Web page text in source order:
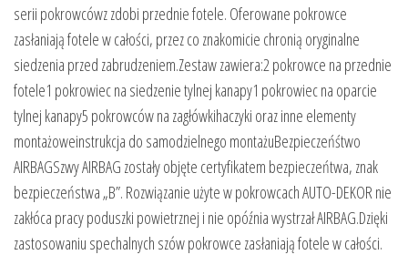
serii pokrowcówz zdobi przednie fotele. Oferowane pokrowce
zasłaniają fotele w całości, przez co znakomicie chronią oryginalne
siedzenia przed zabrudzeniem.Zestaw zawiera:2 pokrowce na przednie
fotele1 pokrowiec na siedzenie tylnej kanapy1 pokrowiec na oparcie
tylnej kanapy5 pokrowców na zagłówkihaczyki oraz inne elementy
montażoweinstrukcja do samodzielnego montażuBezpieczeńśtwo
AIRBAGSzwy AIRBAG zostały objęte certyfikatem bezpieczeńtwa, znak
bezpieczeństwa „B”. Rozwiązanie użyte w pokrowcach AUTO-DEKOR nie
zakłóca pracy poduszki powietrznej i nie opóźnia wystrzał AIRBAG.Dzięki
zastosowaniu spechalnych szów pokrowce zasłaniają fotele w całości.